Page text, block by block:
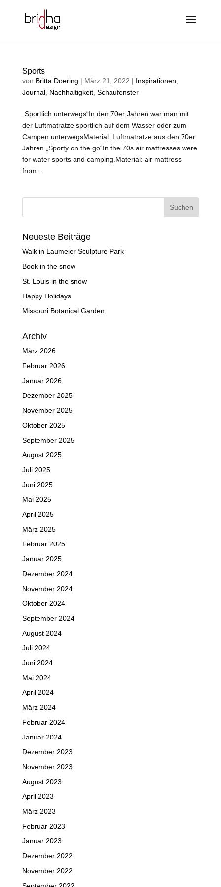
Sports
von Britta Doering | März 21, 2022 | Inspirationen
Journal, Nachhaltigkeit, Schaufenster
„Sportlich unterwegs“In den 70er Jahren war man mit
der Luftmatratze sportlich auf dem Wasser oder zum
Campen unterwegsMaterial: Luftmatratze aus den 70er
Jahren „Sporty on the go“In the 70s air mattresses were
for water sports and camping.Material: air mattress
from...
Neueste Beiträge
Walk in Laumeier Sculpture Park
Book in the snow
St. Louis in the snow
Happy Holidays
Missouri Botanical Garden
Archiv
März 2026
Februar 2026
Januar 2026
Dezember 2025
November 2025
Oktober 2025
September 2025
August 2025
Juli 2025
Juni 2025
Mai 2025
April 2025
März 2025
Februar 2025
Januar 2025
Dezember 2024
November 2024
Oktober 2024
September 2024
August 2024
Juli 2024
Juni 2024
Mai 2024
April 2024
März 2024
Februar 2024
Januar 2024
Dezember 2023
November 2023
August 2023
April 2023
März 2023
Februar 2023
Januar 2023
Dezember 2022
November 2022